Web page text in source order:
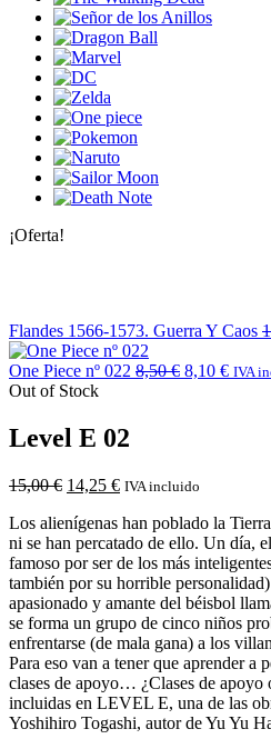
¡Oferta!
Flandes 1566-1573. Guerra Y Caos
One Piece nº 022 8,50€ 8,10 € IVA
Out of Stock
Level E 02
15,00€ 14,25 € IVA incluido
Los alienígenas han poblado la
ni se han percatado de ello. Un día,
famoso por ser de los más
también por su horrible
apasionado y amante del béisbol
se forma un grupo de cinco niños
enfrentarse (de mala gana) a los
Para eso van a tener que aprender a
clases de apoyo… ¿Clases de apoyo
incluidas en LEVEL E, una de las
Yoshihiro Togashi, autor de Yu Yu